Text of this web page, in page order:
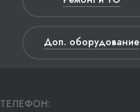
Доп. оборудование
ТЕЛЕФОН: